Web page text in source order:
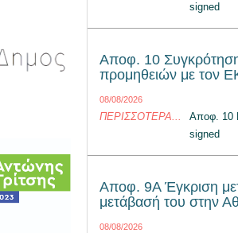
signed
Αποφ. 10
προμηθειών με τον
08/08/2026
Αποφ.
signed
ΠΕΡΙΣΣΌΤΕΡΑ...
Αποφ. 9Α Έγκριση
μετάβασή του στην
08/08/2026